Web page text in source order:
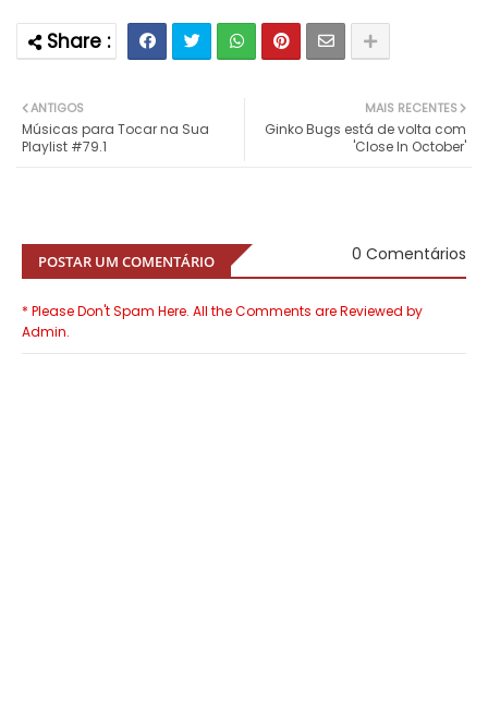
MAIS RECENTES
Ginko Bugs está de volta com
'Close In October'
ANTIGOS
Músicas para Tocar na Sua
Playlist #79.1
POSTAR UM COMENTÁRIO 0 Comentários
* Please Don't Spam Here. All the Comments are Reviewed by
Admin.